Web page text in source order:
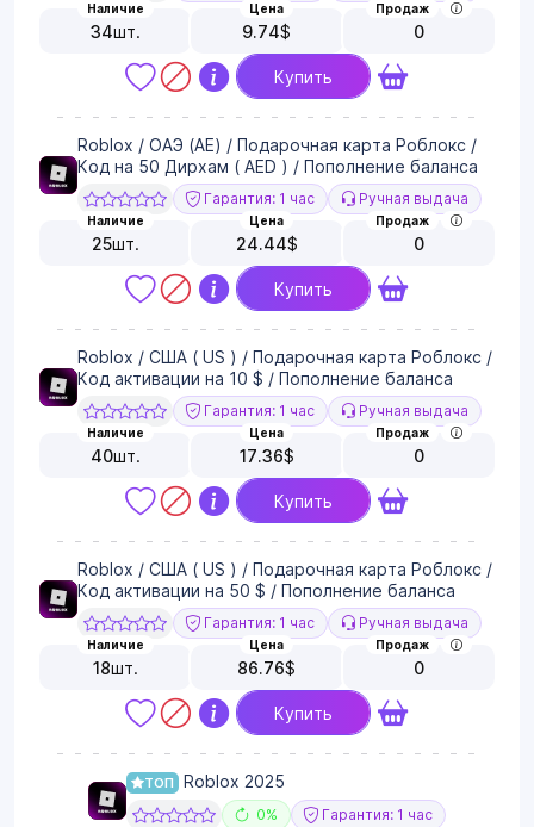
Наличие
34шт.
Цена
9.74$
Продаж
0
Купить
Roblox / ОАЭ (AE) / Подарочная карта Роблокс /
Код на 50 Дирхам ( AED ) / Пополнение баланса
Гарантия: 1 час Ручная выдача
Наличие
25шт.
Цена
24.44$
Продаж
0
Купить
Roblox / США ( US ) / Подарочная карта Роблокс /
Код активации на 10 $ / Пополнение баланса
Гарантия: 1 час Ручная выдача
Наличие
40шт.
Цена
17.36$
Продаж
0
Купить
Roblox / США ( US ) / Подарочная карта Роблокс /
Код активации на 50 $ / Пополнение баланса
Гарантия: 1 час Ручная выдача
Наличие
18шт.
Цена
86.76$
Продаж
0
Купить
ТОП Roblox 2025
0% Гарантия: 1 час